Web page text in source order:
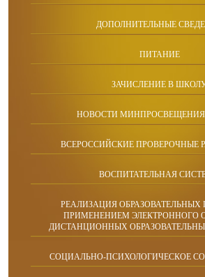
ДОПОЛНИТЕЛЬНЫЕ
ПИТАНИЕ
ЗАЧИСЛЕНИЕ В
НОВОСТИ
ВСЕРОССИЙСКИЕ ПРОВЕРОЧНЫЕ
ВОСПИТАТЕЛЬНАЯ
РЕАЛИЗАЦИЯ
ПРИМЕНЕНИЕМ ЭЛЕКТРОННОГО
ДИСТАНЦИОННЫХ
СОЦИАЛЬНО-ПСИХОЛОГИЧЕСКОЕ